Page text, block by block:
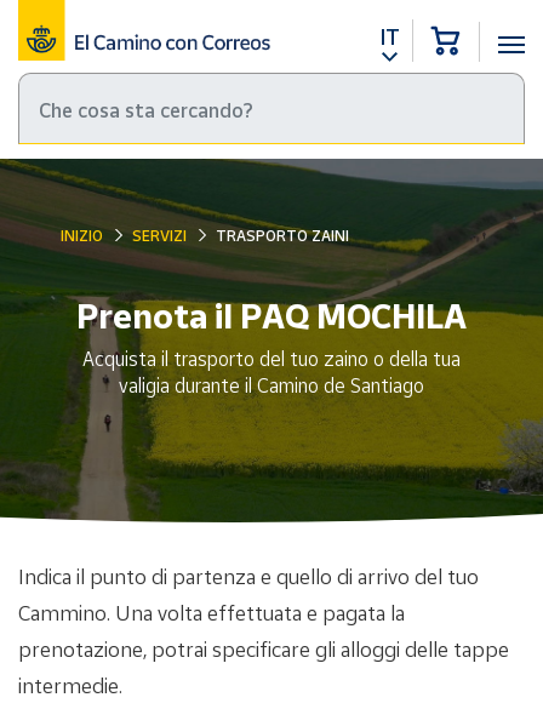
IT
INIZIO SERVIZI TRASPORTO ZAINI
Prenota il PAQ MOCHILA
Acquista il trasporto del tuo zaino o della tua
valigia durante il Camino de Santiago
Indica il punto di partenza e quello di arrivo del tuo
Cammino. Una volta effettuata e pagata la
prenotazione, potrai specificare gli alloggi delle tappe
intermedie.